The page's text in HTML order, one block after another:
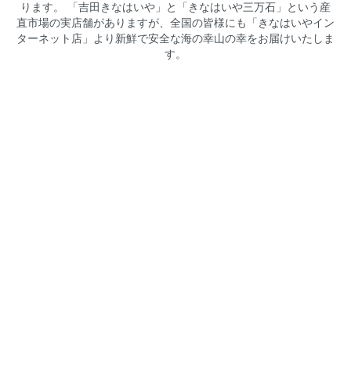
ります。 「吉田きなはいや」と「きなはいや三万石」という産
直市場の実店舗がありますが、全国の皆様にも「きなはいやイン
ターネット店」より新鮮で安全な海の幸山の幸をお届けいたしま
す。